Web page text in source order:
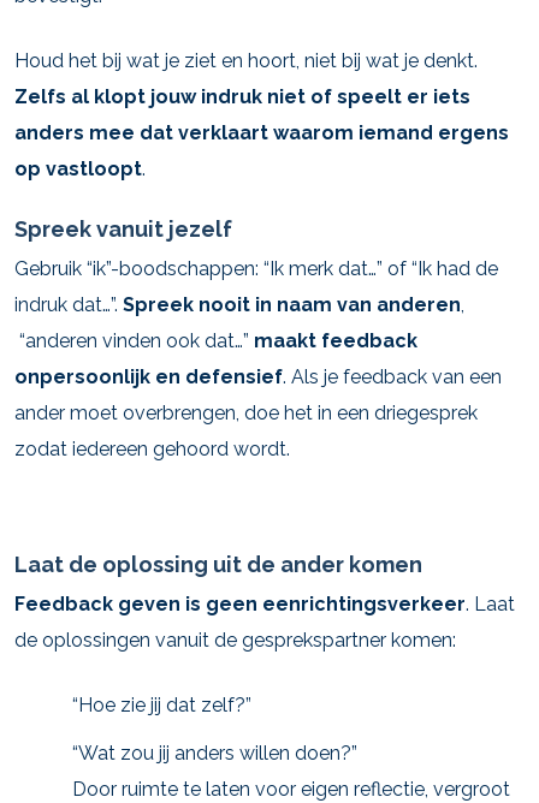
Houd het bij wat je ziet en hoort, niet bij wat je denkt.
Zelfs al klopt jouw indruk niet of speelt er iets
anders mee dat verklaart waarom iemand ergens
op vastloopt.
Spreek vanuit jezelf
Gebruik “ik”-boodschappen: “Ik merk dat…” of “Ik had de
indruk dat…”. Spreek nooit in naam van anderen,
“anderen vinden ook dat…” maakt feedback
onpersoonlijk en defensief. Als je feedback van een
ander moet overbrengen, doe het in een driegesprek
zodat iedereen gehoord wordt.
Laat de oplossing uit de ander komen
Feedback geven is geen eenrichtingsverkeer. Laat
de oplossingen vanuit de gesprekspartner komen:
“Hoe zie jij dat zelf?”
“Wat zou jij anders willen doen?”
Door ruimte te laten voor eigen reflectie, vergroot